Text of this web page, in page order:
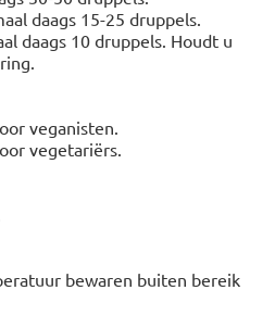
daags 15-25 druppels.
daags 10 druppels. Houdt u
veganisten.
vegetariërs.
bewaren buiten bereik